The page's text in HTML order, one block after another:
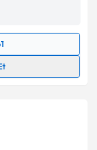
ile